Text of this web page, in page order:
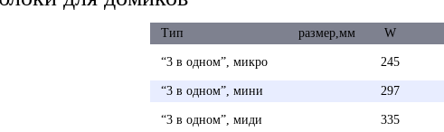
Тип размер,мм W
“3 в одном”, микро 245
“3 в одном”, мини 297
“3 в одном”, миди 335